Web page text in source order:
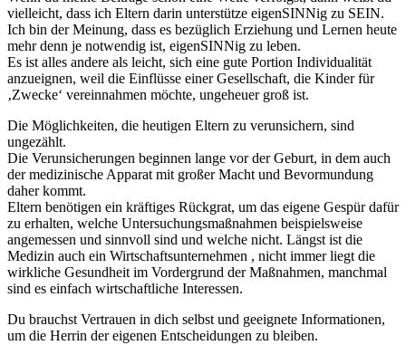
vielleicht, dass ich Eltern darin unterstütze eigenSINNig zu SEIN.
Ich bin der Meinung, dass es bezüglich Erziehung und Lernen heute
mehr denn je notwendig ist, eigenSINNig zu leben.
Es ist alles andere als leicht, sich eine gute Portion Individualität
anzueignen, weil die Einflüsse einer Gesellschaft, die Kinder für
‚Zwecke‘ vereinnahmen möchte, ungeheuer groß ist.
Die Möglichkeiten, die heutigen Eltern zu verunsichern, sind
ungezählt.
Die Verunsicherungen beginnen lange vor der Geburt, in dem auch
der medizinische Apparat mit großer Macht und Bevormundung
daher kommt.
Eltern benötigen ein kräftiges Rückgrat, um das eigene Gespür dafür
zu erhalten, welche Untersuchungsmaßnahmen beispielsweise
angemessen und sinnvoll sind und welche nicht. Längst ist die
Medizin auch ein Wirtschaftsunternehmen , nicht immer liegt die
wirkliche Gesundheit im Vordergrund der Maßnahmen, manchmal
sind es einfach wirtschaftliche Interessen.
Du brauchst Vertrauen in dich selbst und geeignete Informationen,
um die Herrin der eigenen Entscheidungen zu bleiben.